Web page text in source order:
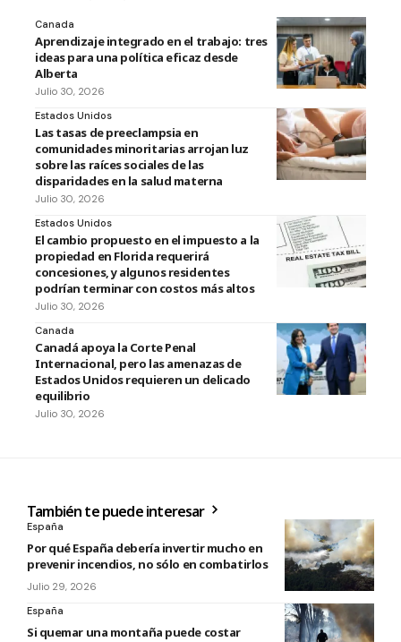
Canada
Aprendizaje integrado en el trabajo: tres
ideas para una política eficaz desde
Alberta
Julio 30, 2026
Estados Unidos
Las tasas de preeclampsia en
comunidades minoritarias arrojan luz
sobre las raíces sociales de las
disparidades en la salud materna
Julio 30, 2026
Estados Unidos
El cambio propuesto en el impuesto a la
propiedad en Florida requerirá
concesiones, y algunos residentes
podrían terminar con costos más altos
Julio 30, 2026
Canada
Canadá apoya la Corte Penal
Internacional, pero las amenazas de
Estados Unidos requieren un delicado
equilibrio
Julio 30, 2026
También te puede interesar
España
Por qué España debería invertir mucho en
prevenir incendios, no sólo en combatirlos
Julio 29, 2026
España
Si quemar una montaña puede costar